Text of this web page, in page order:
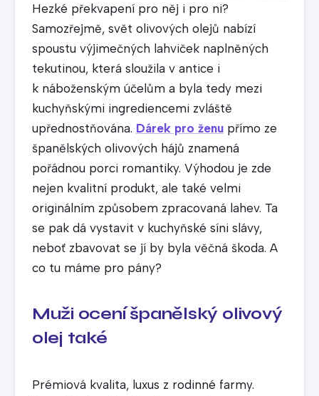
Hezké překvapení pro něj i pro ni?
Samozřejmě, svět olivových olejů nabízí
spoustu výjimečných lahviček naplněných
tekutinou, která sloužila v antice i
k náboženským účelům a byla tedy mezi
kuchyňskými ingrediencemi zvláště
upřednostňována. Dárek pro ženupřímo ze
španělských olivových hájů znamená
pořádnou porci romantiky. Výhodou je zde
nejen kvalitní produkt, ale také velmi
originálním způsobem zpracovaná lahev. Ta
se pak dá vystavit v kuchyňské síni slávy,
neboť zbavovat se jí by byla věčná škoda. A
co tu máme pro pány?
Muži ocení španělský olivový
olej také
Prémiová kvalita, luxus z rodinné farmy.